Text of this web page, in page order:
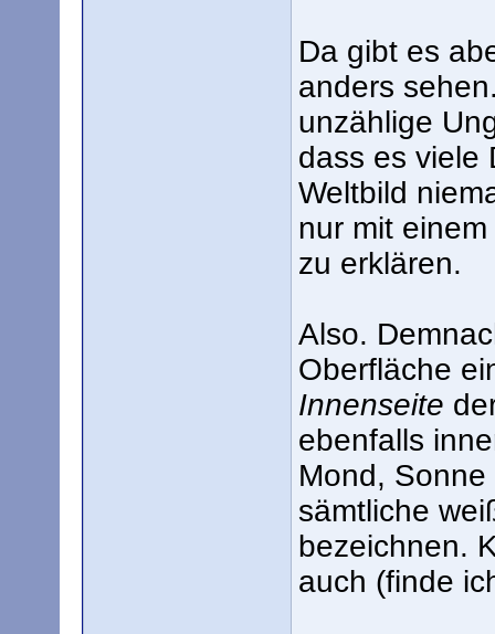
Da gibt es
anders
unzählige
dass es viele
Weltbild
nur mit
zu erklären.
Also.
Oberfläche
Innenseite
ebenfalls
Mond,
sämtliche
bezeichnen.
auch (finde